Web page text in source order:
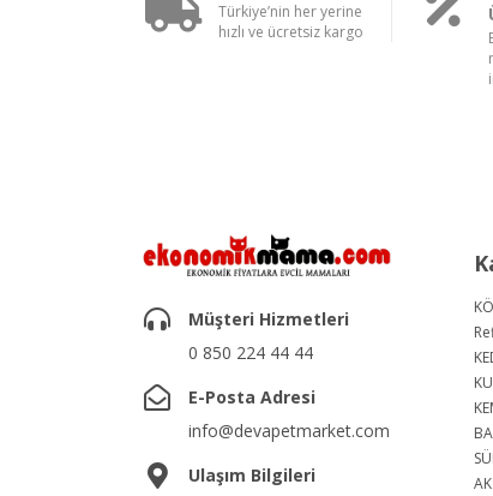
Türkiye’nin her yerine
hızlı ve ücretsiz kargo
Müşteri Hizmetleri
0 850 224 44 44
E-Posta Adresi
info@devapetmarket.com
Ulaşım Bilgileri